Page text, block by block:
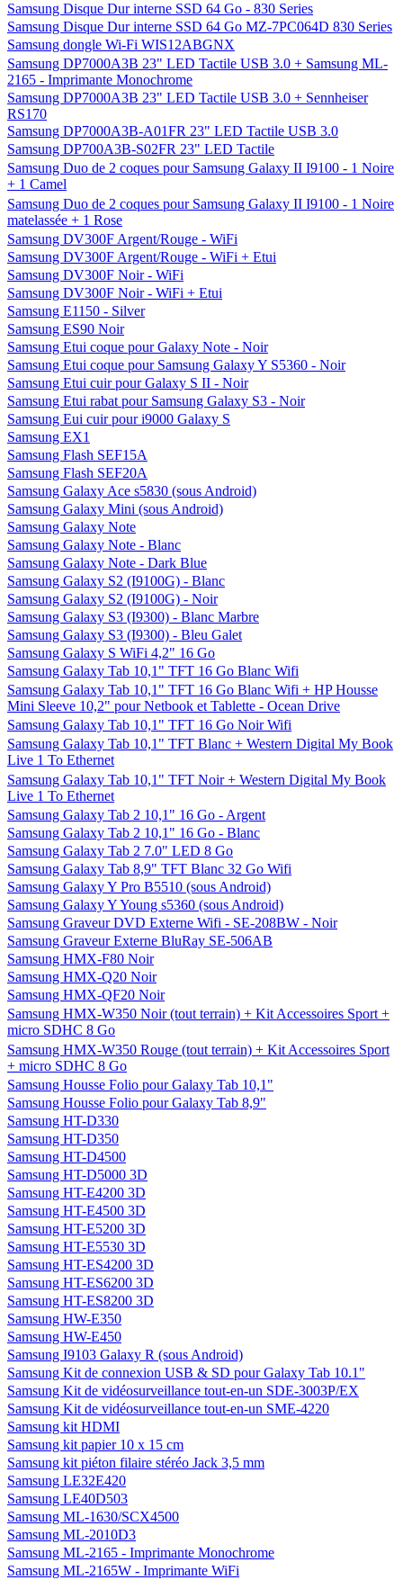
Samsung Disque Dur interne SSD 64 Go - 830 Series
Samsung Disque Dur interne SSD 64 Go MZ-7PC064D 830 Series
Samsung dongle Wi-Fi WIS12ABGNX
Samsung DP7000A3B 23" LED Tactile USB 3.0 + Samsung ML-
2165 - Imprimante Monochrome
Samsung DP7000A3B 23" LED Tactile USB 3.0 + Sennheiser
RS170
Samsung DP7000A3B-A01FR 23" LED Tactile USB 3.0
Samsung DP700A3B-S02FR 23" LED Tactile
Samsung Duo de 2 coques pour Samsung Galaxy II I9100 - 1 Noire
+ 1 Camel
Samsung Duo de 2 coques pour Samsung Galaxy II I9100 - 1 Noire
matelassée + 1 Rose
Samsung DV300F Argent/Rouge - WiFi
Samsung DV300F Argent/Rouge - WiFi + Etui
Samsung DV300F Noir - WiFi
Samsung DV300F Noir - WiFi + Etui
Samsung E1150 - Silver
Samsung ES90 Noir
Samsung Etui coque pour Galaxy Note - Noir
Samsung Etui coque pour Samsung Galaxy Y S5360 - Noir
Samsung Etui cuir pour Galaxy S II - Noir
Samsung Etui rabat pour Samsung Galaxy S3 - Noir
Samsung Eui cuir pour i9000 Galaxy S
Samsung EX1
Samsung Flash SEF15A
Samsung Flash SEF20A
Samsung Galaxy Ace s5830 (sous Android)
Samsung Galaxy Mini (sous Android)
Samsung Galaxy Note
Samsung Galaxy Note - Blanc
Samsung Galaxy Note - Dark Blue
Samsung Galaxy S2 (I9100G) - Blanc
Samsung Galaxy S2 (I9100G) - Noir
Samsung Galaxy S3 (I9300) - Blanc Marbre
Samsung Galaxy S3 (I9300) - Bleu Galet
Samsung Galaxy S WiFi 4,2" 16 Go
Samsung Galaxy Tab 10,1" TFT 16 Go Blanc Wifi
Samsung Galaxy Tab 10,1" TFT 16 Go Blanc Wifi + HP Housse
Mini Sleeve 10,2" pour Netbook et Tablette - Ocean Drive
Samsung Galaxy Tab 10,1" TFT 16 Go Noir Wifi
Samsung Galaxy Tab 10,1" TFT Blanc + Western Digital My Book
Live 1 To Ethernet
Samsung Galaxy Tab 10,1" TFT Noir + Western Digital My Book
Live 1 To Ethernet
Samsung Galaxy Tab 2 10,1" 16 Go - Argent
Samsung Galaxy Tab 2 10,1" 16 Go - Blanc
Samsung Galaxy Tab 2 7.0" LED 8 Go
Samsung Galaxy Tab 8,9" TFT Blanc 32 Go Wifi
Samsung Galaxy Y Pro B5510 (sous Android)
Samsung Galaxy Y Young s5360 (sous Android)
Samsung Graveur DVD Externe Wifi - SE-208BW - Noir
Samsung Graveur Externe BluRay SE-506AB
Samsung HMX-F80 Noir
Samsung HMX-Q20 Noir
Samsung HMX-QF20 Noir
Samsung HMX-W350 Noir (tout terrain) + Kit Accessoires Sport +
micro SDHC 8 Go
Samsung HMX-W350 Rouge (tout terrain) + Kit Accessoires Sport
+ micro SDHC 8 Go
Samsung Housse Folio pour Galaxy Tab 10,1"
Samsung Housse Folio pour Galaxy Tab 8,9"
Samsung HT-D330
Samsung HT-D350
Samsung HT-D4500
Samsung HT-D5000 3D
Samsung HT-E4200 3D
Samsung HT-E4500 3D
Samsung HT-E5200 3D
Samsung HT-E5530 3D
Samsung HT-ES4200 3D
Samsung HT-ES6200 3D
Samsung HT-ES8200 3D
Samsung HW-E350
Samsung HW-E450
Samsung I9103 Galaxy R (sous Android)
Samsung Kit de connexion USB & SD pour Galaxy Tab 10.1"
Samsung Kit de vidéosurveillance tout-en-un SDE-3003P/EX
Samsung Kit de vidéosurveillance tout-en-un SME-4220
Samsung kit HDMI
Samsung kit papier 10 x 15 cm
Samsung kit piéton filaire stéréo Jack 3,5 mm
Samsung LE32E420
Samsung LE40D503
Samsung ML-1630/SCX4500
Samsung ML-2010D3
Samsung ML-2165 - Imprimante Monochrome
Samsung ML-2165W - Imprimante WiFi